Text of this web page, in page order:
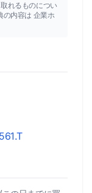
れるものについ
の内容は 企業ホ